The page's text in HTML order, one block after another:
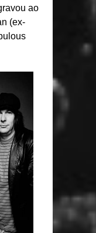
ao
(ex-